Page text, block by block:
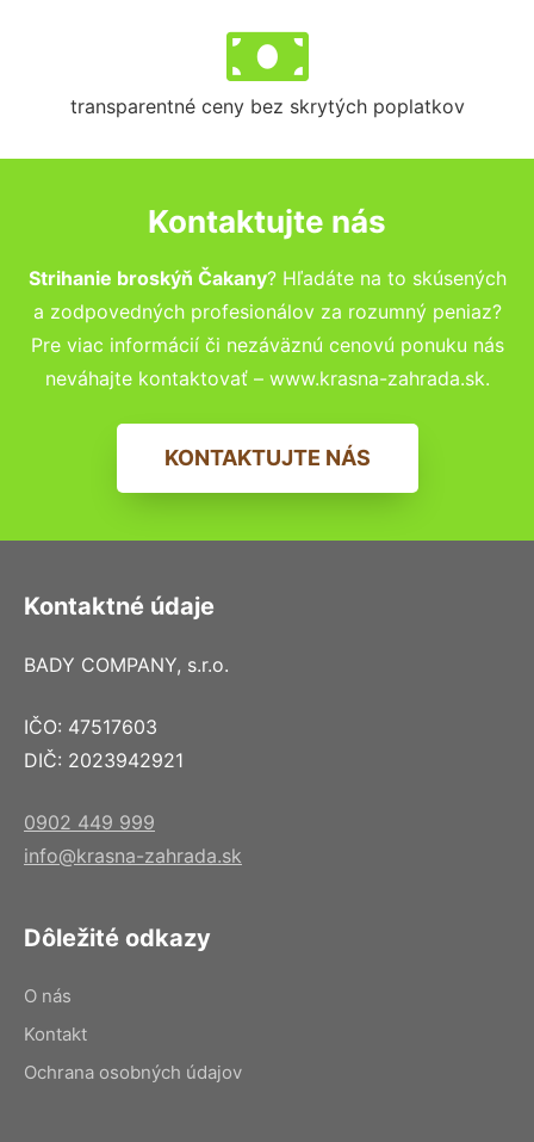
transparentné ceny bez skrytých poplatkov
Kontaktujte nás
Strihanie broskýň Čakany? Hľadáte na to skúsených
a zodpovedných profesionálov za rozumný peniaz?
Pre viac informácií či nezáväznú cenovú ponuku nás
neváhajte kontaktovať – www.krasna-zahrada.sk.
KONTAKTUJTE NÁS
Kontaktné údaje
BADY COMPANY, s.r.o.
IČO: 47517603
DIČ: 2023942921
0902 449 999
info@krasna-zahrada.sk
Dôležité odkazy
O nás
Kontakt
Ochrana osobných údajov